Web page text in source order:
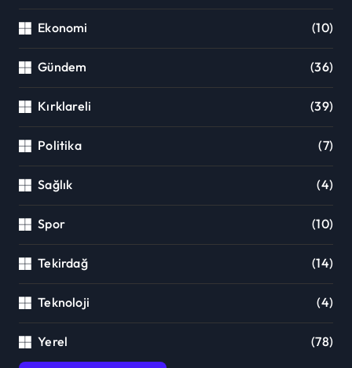
Ekonomi (10)
Gündem (36)
Kırklareli (39)
Politika (7)
Sağlık (4)
Spor (10)
Tekirdağ (14)
Teknoloji (4)
Yerel (78)